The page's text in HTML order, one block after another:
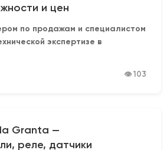
и цен
по продажам и специалистом
экспертизе в
👁 103
Granta —
реле, датчики